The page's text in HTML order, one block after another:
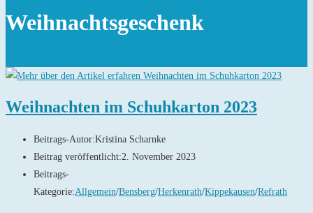
Weihnachtsgeschenk
Weihnachten im Schuhkarton 2023
Beitrags-Autor:Kristina Scharnke
Beitrag veröffentlicht:2. November 2023
Beitrags-
Kategorie:Allgemein/Bensberg/Herkenrath/Kippekausen/Refrath